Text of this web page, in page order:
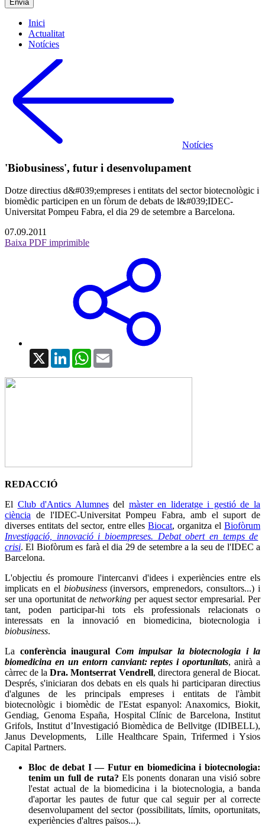
Inici
Actualitat
Notícies
Notícies
'Biobusiness', futur i desenvolupament
Dotze directius d&#039;empreses i entitats del sector biotecnològic i
biomèdic participen en un fòrum de debats de l&#039;IDEC-
Universitat Pompeu Fabra, el dia 29 de setembre a Barcelona.
07.09.2011
Baixa PDF imprimible
X LinkedInWhatsApp
REDACCIÓ
El Club d'Antics Alumnesdel màster en lideratge i gestió de la
ciència de l'IDEC-Universitat Pompeu Fabra, amb el suport de
diverses entitats del sector, entre ellesBiocat, organitza elBiofòrum
Investigació, innovació i bioempreses. Debat obert en temps de
crisi. El Biofòrum es farà el dia 29 de setembre a la seu de l'IDEC a
Barcelona.
L'objectiu és promoure l'intercanvi d'idees i experiències entre els
implicats en el biobusiness(inversors, emprenedors, consultors...) i
ser una oportunitat denetworking per aquest sector empresarial. Per
tant, poden participar-hi tots els professionals relacionats o
interessats en la innovació en biomedicina, biotecnologia i
biobusiness.
La conferència inaugural Com impulsar la biotecnologia i la
biomedicina en un entorn canviant: reptes i oportunitats, anirà a
càrrec de laDra. Montserrat Vendrell, directora general de Biocat.
Després, s'iniciaran dos debats en els quals hi participaran directius
d'algunes de les principals empreses i entitats de l'àmbit
biotecnològic i biomèdic de l'Estat espanyol: Anaxomics, Biokit,
Gendiag, Genoma España, Hospital Clínic de Barcelona, Institut
Grifols, Institut d’Investigació Biomèdica de Bellvitge (IDIBELL),
Janus Developments, Lille Healthcare Spain, Trifermed i Ysios
Capital Partners.
Bloc de debat I — Futur en biomedicina i biotecnologia:
tenim un full de ruta? Els ponents donaran una visió sobre
l'estat actual de la biomedicina i la biotecnologia, a banda
d'aportar les pautes de futur que cal seguir per al correcte
desenvolupament del sector (possibilitats, límits, oportunitats,
experiències d'altres països...).